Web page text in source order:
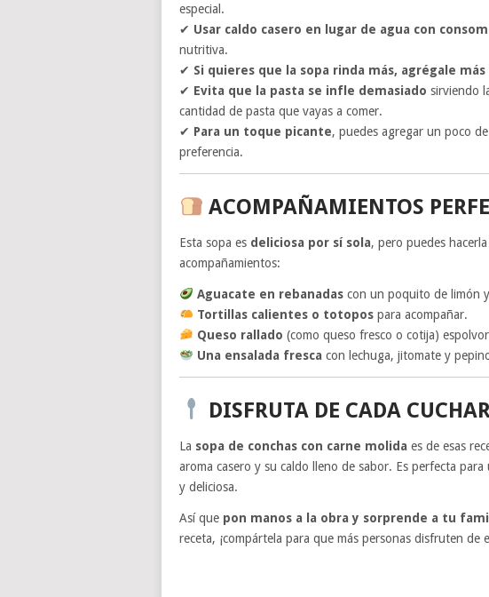
especial.
✔ Usar caldo casero en lugar de agua con
nutritiva.
✔ Si quieres que la sopa rinda más, agrégale
✔ Evita que la pasta se infle demasiado sirviendo
cantidad de pasta que vayas a comer.
✔ Para un toque picante, puedes agregar un poco
preferencia.
ACOMPAÑAMIENTOS
Esta sopa es deliciosa por sí sola, pero puedes
acompañamientos:
Aguacate en rebanadascon un poquito de limón
Tortillas calientes o totopospara acompañar.
Queso rallado (como queso fresco o cotija)
Una ensalada fresca con lechuga, jitomate y
DISFRUTA DE CADA
La sopa de conchas con carne molida es de esas
aroma casero y su caldo lleno de sabor. Es perfecta
y deliciosa.
Así que pon manos a la obra y sorprende a tu
receta, ¡compártela para que más personas disfruten de